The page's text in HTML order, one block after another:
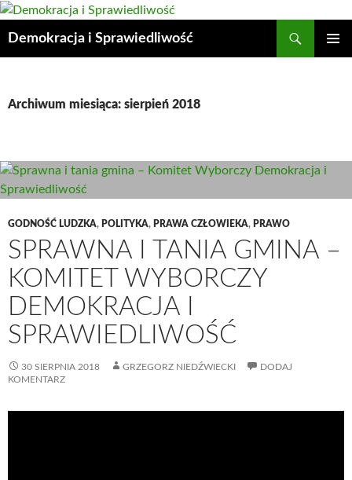
Przejdź
treści
Demokracja i Sprawiedliwość
Archiwum miesiąca: sierpień 2018
GODNOŚĆ LUDZKA, POLITYKA, PRAWA CZŁOWIEKA, PRAWO
SPRAWNA I TANIA GMINA –
KOMITET WYBORCZY
DEMOKRACJA I
SPRAWIEDLIWOŚĆ
30 SIERPNIA 2018 GRZEGORZ NIEDŹWIECKI
DODAJ
KOMENTARZ